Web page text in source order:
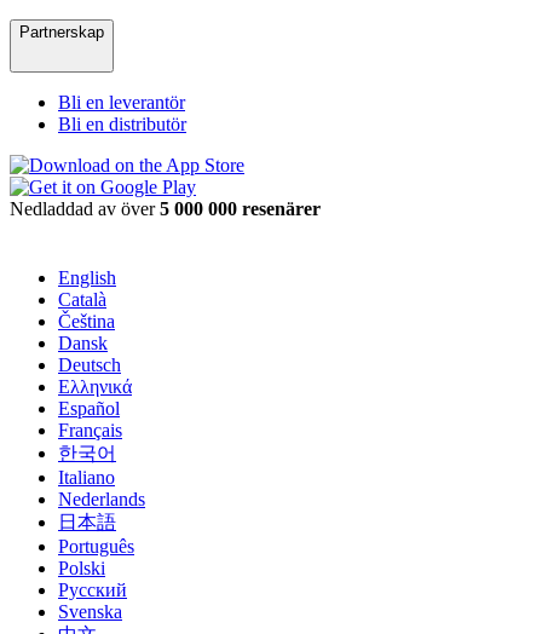
Partnerskap
Bli en leverantör
Bli en distributör
Nedladdad av över5 000 000 resenärer
English
Català
Čeština
Dansk
Deutsch
Ελληνικά
Español
Français
한국어
Italiano
Nederlands
日本語
Português
Polski
Русский
Svenska